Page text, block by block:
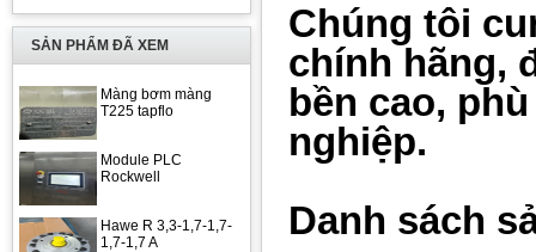
SẢN PHẨM ĐÃ XEM
Màng bơm màng
T225 tapflo
Module PLC
Rockwell
Hawe R 3,3-1,7-1,7-
1,7-1,7 A
Chúng tôi
chính hãng,
bền cao,
nghiệp.
Danh sách